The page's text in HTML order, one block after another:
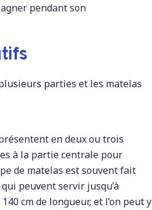
pendant son
parties et les matelas
en deux ou trois
à la partie centrale pour
de matelas est souvent fait
qui peuvent servir jusqu’à
cm de longueur, et l’on peut y